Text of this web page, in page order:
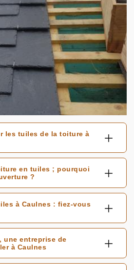
les tuiles de la toiture à
en tuiles ; pourquoi
?
à Caulnes : fiez-vous
une entreprise de
à Caulnes